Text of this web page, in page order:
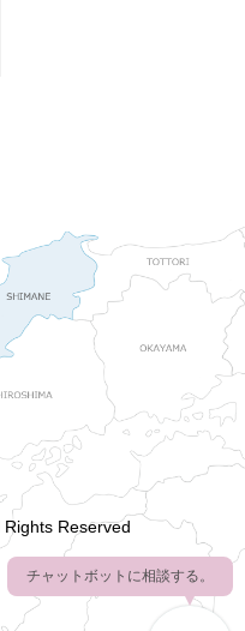
Reserved
チャットボットに相談する。